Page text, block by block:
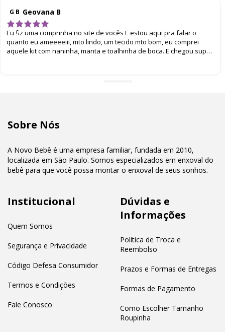
G B Geovana B
Eu fiz uma comprinha no site de vocês E estou aqui pra falar o
quanto eu ameeeeiii, mto lindo, um tecido mto bom, eu comprei
aquele kit com naninha, manta e toalhinha de boca. E chegou super
Sobre Nós
A Novo Bebê é uma empresa familiar, fundada em 2010,
localizada em São Paulo. Somos especializados em enxoval do
bebê para que você possa montar o enxoval de seus sonhos.
Institucional
Quem Somos
Segurança e Privacidade
Código Defesa Consumidor
Termos e Condições
Fale Conosco
Dúvidas e
Informações
Política de Troca e
Reembolso
Prazos e Formas de Entregas
Formas de Pagamento
Como Escolher Tamanho
Roupinha